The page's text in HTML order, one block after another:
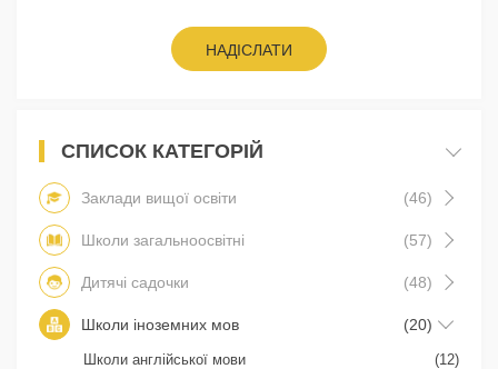
НАДІСЛАТИ
СПИСОК КАТЕГОРІЙ
Заклади вищої освіти (46)
Школи загальноосвітні (57)
Дитячі садочки (48)
Школи іноземних мов (20)
Школи англійської мови (12)